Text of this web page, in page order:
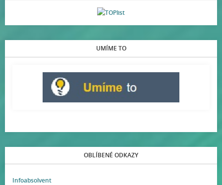
UMÍME TO
OBLÍBENÉ ODKAZY
Infoabsolvent